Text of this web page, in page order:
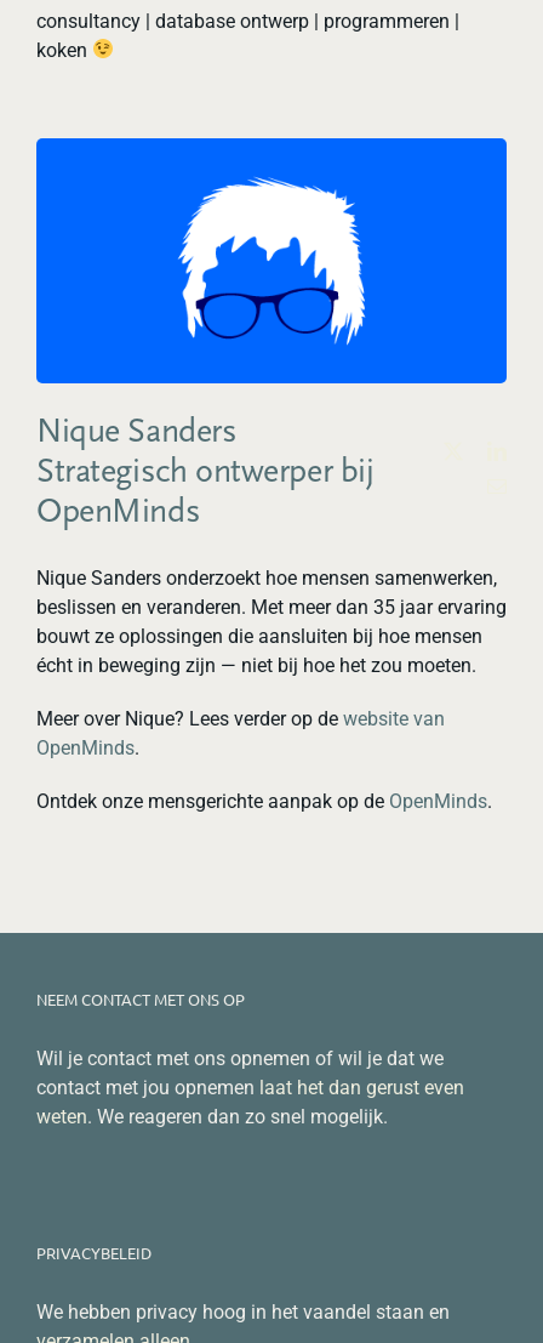
consultancy | database ontwerp | programmeren |
koken
Nique Sanders
Strategisch ontwerper bij
OpenMinds
Nique Sanders onderzoekt hoe mensen samenwerken,
beslissen en veranderen. Met meer dan 35 jaar ervaring
bouwt ze oplossingen die aansluiten bij hoe mensen
écht in beweging zijn — niet bij hoe het zou moeten.
Meer over Nique? Lees verder op de website van
OpenMinds.
Ontdek onze mensgerichte aanpak op de OpenMinds.
NEEM CONTACT MET ONS OP
Wil je contact met ons opnemen of wil je dat we
contact met jou opnemen laat het dan gerust even
weten. We reageren dan zo snel mogelijk.
PRIVACYBELEID
We hebben privacy hoog in het vaandel staan en